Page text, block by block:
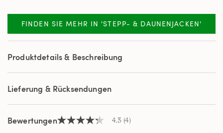
Bewertung.
Read
Reviews.
Link
derselben
FINDEN SIE MEHR IN 'STEPP- & DAUNENJACKEN'
Produktdetails & Beschreibung
Lieferung & Rücksendungen
Bewertungen4.3 4.3 (4)